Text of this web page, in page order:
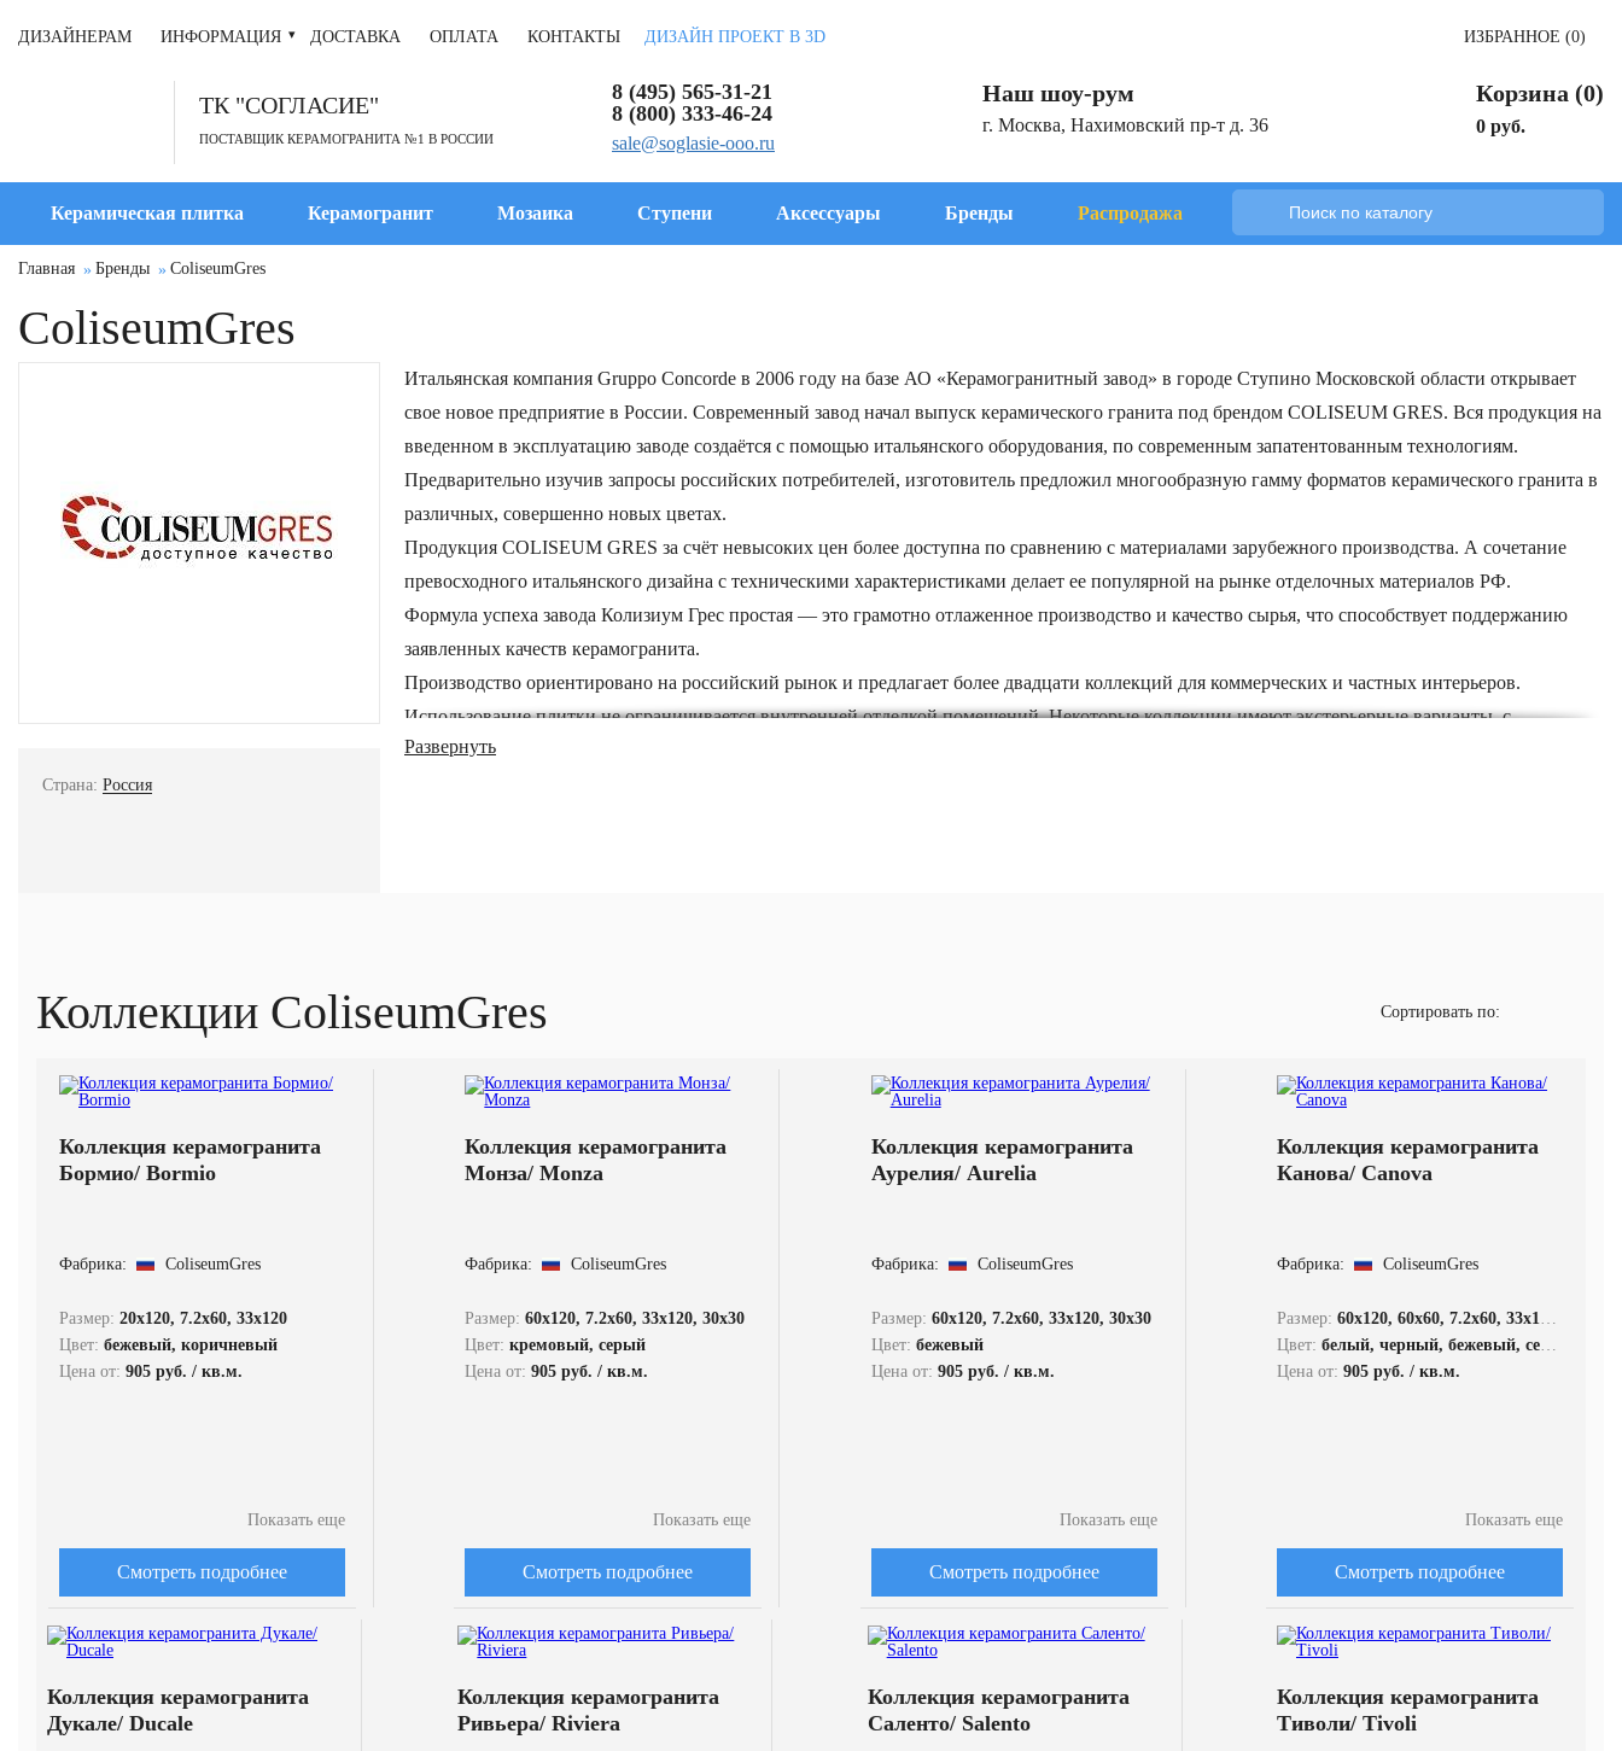
ДИЗАЙНЕРАМ ИНФОРМАЦИЯ ДОСТАВКА ОПЛАТА КОНТАКТЫ ДИЗАЙН ПРОЕКТ В 3D ИЗБРАННОЕ (0)
ТК "СОГЛАСИЕ"
ПОСТАВЩИК КЕРАМОГРАНИТА №1 В РОССИИ
8 (495) 565-31-21
8 (800) 333-46-24
sale@soglasie-ooo.ru
Наш шоу-рум
г. Москва, Нахимовский пр-т д. 36
Корзина (0)
0 руб.
Керамическая плитка Керамогранит Мозаика Ступени Аксессуары Бренды Распродажа
Главная Бренды ColiseumGres
ColiseumGres
Страна: Россия
Итальянская компания Gruppo Concorde в 2006 году на базе АО «Керамогранитный завод» в городе Ступино Московской области открывает
свое новое предприятие в России. Современный завод начал выпуск керамического гранита под брендом COLISEUM GRES. Вся продукция на
введенном в эксплуатацию заводе создаётся с помощью итальянского оборудования, по современным запатентованным технологиям.
Предварительно изучив запросы российских потребителей, изготовитель предложил многообразную гамму форматов керамического гранита в
различных, совершенно новых цветах.
Продукция COLISEUM GRES за счёт невысоких цен более доступна по сравнению с материалами зарубежного производства. А сочетание
превосходного итальянского дизайна с техническими характеристиками делает ее популярной на рынке отделочных материалов РФ.
Формула успеха завода Колизиум Грес простая — это грамотно отлаженное производство и качество сырья, что способствует поддержанию
заявленных качеств керамогранита.
Производство ориентировано на российский рынок и предлагает более двадцати коллекций для коммерческих и частных интерьеров.
Использование плитки не ограничивается внутренней отделкой помещений. Некоторые коллекции имеют экстерьерные варианты, с
характеристиками, которые делают их пригодными для использования на улице.
Развернуть
Коллекции ColiseumGres Сортировать по:
Коллекция керамогранита
Бормио/ Bormio
Фабрика: ColiseumGres
Размер: 20x120, 7.2x60, 33x120
Цвет: бежевый, коричневый
Цена от: 905 руб. / кв.м.
Показать еще
Смотреть подробнее
Коллекция керамогранита
Монза/ Monza
Фабрика: ColiseumGres
Размер:60x120, 7.2x60, 33x120, 30x30
Цвет:кремовый, серый
Цена от:905 руб. / кв.м.
Показать еще
Смотреть подробнее
Коллекция керамогранита
Аурелия/ Aurelia
Фабрика: ColiseumGres
Размер: 60x120, 7.2x60, 33x120, 30x30
Цвет: бежевый
Цена от: 905 руб. / кв.м.
Показать еще
Смотреть подробнее
Коллекция керамогранита
Канова/ Canova
Фабрика: ColiseumGres
Размер: 60x120, 60x60, 7.2x60, 33x120, 33x60, 30x30
Цвет: белый, черный, бежевый, серый
Цена от: 905 руб. / кв.м.
Показать еще
Смотреть подробнее
Коллекция керамогранита
Дукале/ Ducale
Коллекция керамогранита
Ривьера/ Riviera
Коллекция керамогранита
Саленто/ Salento
Коллекция керамогранита
Тиволи/ Tivoli